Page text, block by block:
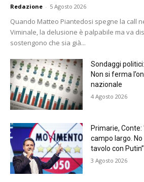
Redazione - 5 Agosto 2026
Quando Matteo Piantedosi spegne la call
Viminale, la delusione è palpabile ma va
sostengono che sia già...
Sondaggi
Non si ferma
nazionale
4 Agosto 2026
Primarie, Conte:
campo largo. No
tavolo con
3 Agosto 2026